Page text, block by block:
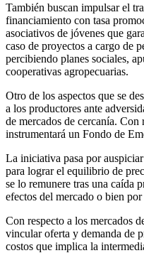
También buscan impulsar el
financiamiento con tasa
asociativos de jóvenes que
caso de proyectos a cargo de
percibiendo planes sociales,
cooperativas agropecuarias.
Otro de los aspectos que se
a los productores ante
de mercados de cercanía.
instrumentará un Fondo de
La iniciativa pasa por
para lograr el equilibrio de
se lo remunere tras una caída
efectos del mercado o bien
Con respecto a los mercados
vincular oferta y demanda de
costos que implica la